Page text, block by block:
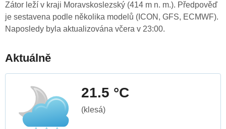
Zátor leží v kraji Moravskoslezský (414 m n. m.). Předpověď
je sestavena podle několika modelů (ICON, GFS, ECMWF).
Naposledy byla aktualizována včera v 23:00.
Aktuálně
21.5 °C
(klesá)